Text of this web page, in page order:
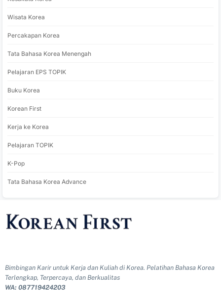
Wisata Korea
Percakapan Korea
Tata Bahasa Korea Menengah
Pelajaran EPS TOPIK
Buku Korea
Korean First
Kerja ke Korea
Pelajaran TOPIK
K-Pop
Tata Bahasa Korea Advance
Bimbingan Karir untuk Kerja dan Kuliah di Korea. Pelatihan Bahasa Korea
Terlengkap, Terpercaya, dan Berkualitas
WA: 087719424203